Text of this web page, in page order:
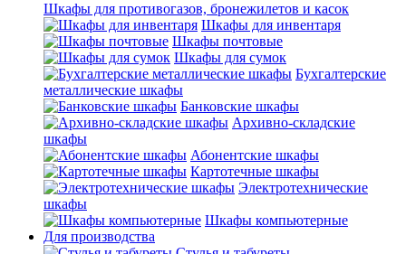
Шкафы для противогазов, бронежилетов и касок
Шкафы для инвентаря
Шкафы почтовые
Шкафы для сумок
Бухгалтерские
металлические шкафы
Банковские шкафы
Архивно-складские
шкафы
Абонентские шкафы
Картотечные шкафы
Электротехнические
шкафы
Шкафы компьютерные
Для производства